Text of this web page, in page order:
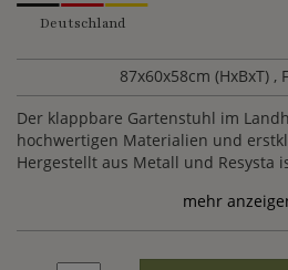
Deutschland
87x60x58cm (HxBxT) ,
Der klappbare Gartenstuhl im
hochwertigen Materialien und
Hergestellt aus Metall und Resysta
mehr